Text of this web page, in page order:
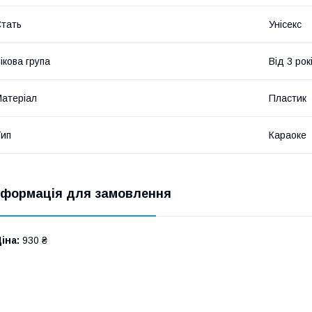
Унісекс
група Від 3
Пластик
Караоке
для замовлення
930 ₴